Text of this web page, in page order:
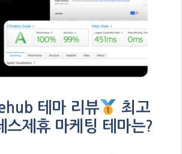
테마 리뷰
최고
스제휴 마케팅 테마는?